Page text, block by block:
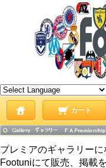
カート
プレミアのギャラリーに
Footuniにて販売、掲載